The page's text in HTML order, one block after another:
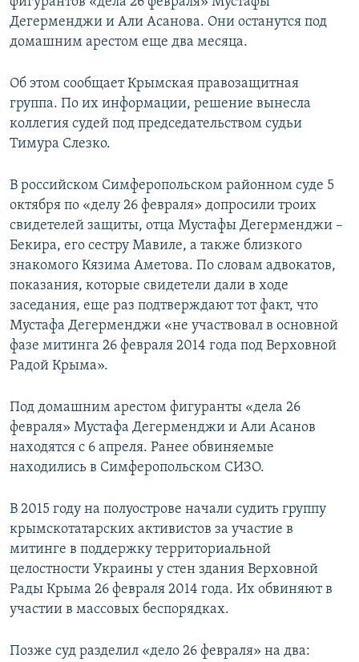
ПРОПАВШИЕ БЕЗ ВЕСТИ
ПОБЕДИТЕЛЕЙ НЕ СУДЯТ?
УКРАИНСКАЯ ПРОБЛЕМА КРЫМА
ПРИСОЕДИНЯЙТЕСЬ!
Все сайты RFE/RL
Дегерменджи и Али Асанова. Они останутся под
домашним арестом еще два месяца.
Об этом сообщает Крымская правозащитная
группа. По их информации, решение вынесла
коллегия судей под председательством судьи
Тимура Слезко.
В российском Симферопольском районном суде 5
октября по «делу 26 февраля» допросили троих
свидетелей защиты, отца Мустафы Дегерменджи –
Бекира, его сестру Мавиле, а также близкого
знакомого Кязима Аметова.​ По словам адвокатов,
показания, которые свидетели дали в ходе
заседания, еще раз подтверждают тот факт, что
Мустафа Дегерменджи «не участвовал в основной
фазе митинга 26 февраля 2014 года под Верховной
Радой Крыма».
Под домашним арестом фигуранты «дела 26
февраля» Мустафа Дегерменджи и Али Асанов
находятся с 6 апреля. Ранее обвиняемые
находились в Симферопольском СИЗО.
В 2015 году на полуострове начали судить группу
крымскотатарских активистов за участие в
митинге в поддержку территориальной
целостности Украины у стен здания Верховной
Рады Крыма 26 февраля 2014 года. Их обвиняют в
участии в массовых беспорядках.
Позже суд разделил «дело 26 февраля» на два: